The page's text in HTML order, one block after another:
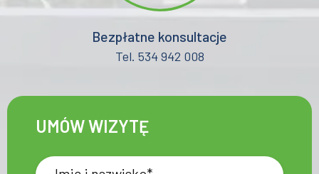
Bezpłatne konsultacje
Tel. 534 942 008
UMÓW WIZYTĘ